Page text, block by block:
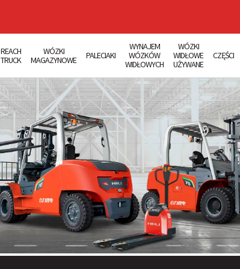
REACH
TRUCK
WÓZKI
MAGAZYNOWE
PALECIAKI
WYNAJEM
WÓZKÓW
WIDŁOWYCH
WÓZKI
WIDŁOWE
UŻYWANE
CZĘŚCI